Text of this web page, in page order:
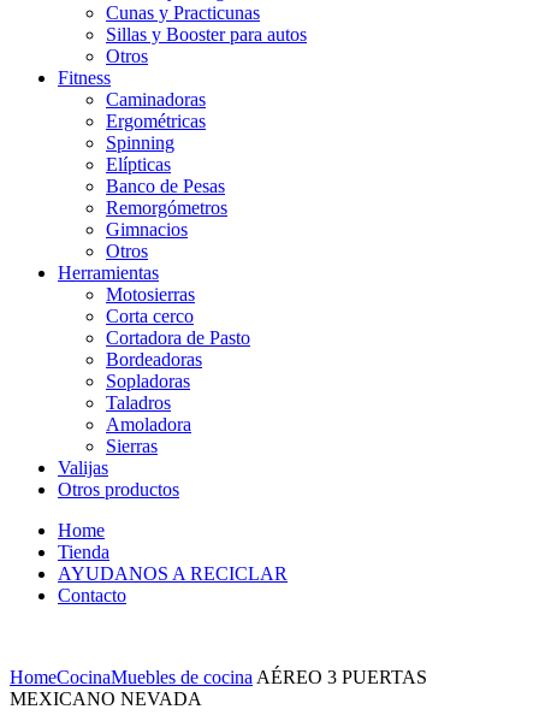
Cunas y Practicunas
Sillas y Booster para autos
Otros
Fitness
Caminadoras
Ergométricas
Spinning
Elípticas
Banco de Pesas
Remorgómetros
Gimnacios
Otros
Herramientas
Motosierras
Corta cerco
Cortadora de Pasto
Bordeadoras
Sopladoras
Taladros
Amoladora
Sierras
Valijas
Otros productos
Home
Tienda
AYUDANOS A RECICLAR
Contacto
HomeCocinaMuebles de cocina AÉREO 3 PUERTAS
MEXICANO NEVADA